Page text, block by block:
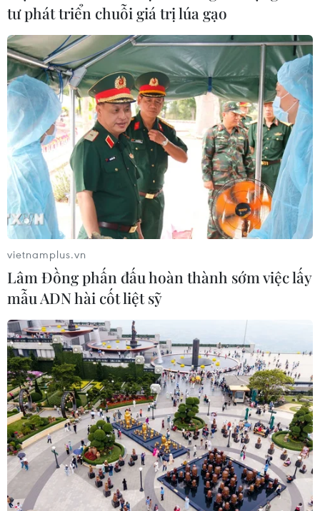
Mang Tết Trung thu đến với trẻ em có
hoàn cảnh đặc biệt
19/09/2021 14:17
Nhân dịp Tết Trung Thu năm 2021, Tổ chức WeLoveU
Quốc tế đã tặng 50 xe đạp cho học sinh ở Thái Nguyên
và Thành phố Hồ Chí Minh cũng trao hơn 2.000 suất
quà cho các em có hoàn cảnh đặc biệt.
tư phát triển chuỗi giá trị lúa gạo
vietnamplus.vn
Lâm Đồng phấn đấu hoàn thành sớm việc lấy
mẫu ADN hài cốt liệt sỹ